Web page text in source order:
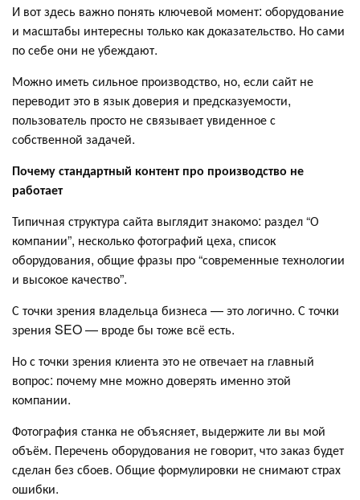
И вот здесь важно понять ключевой момент: оборудование
и масштабы интересны только как доказательство. Но сами
по себе они не убеждают.
Можно иметь сильное производство, но, если сайт не
переводит это в язык доверия и предсказуемости,
пользователь просто не связывает увиденное с
собственной задачей.
Почему стандартный контент про производство не
работает
Типичная структура сайта выглядит знакомо: раздел “О
компании”, несколько фотографий цеха, список
оборудования, общие фразы про “современные технологии
и высокое качество”.
С точки зрения владельца бизнеса — это логично. С точки
зрения SEO — вроде бы тоже всё есть.
Но с точки зрения клиента это не отвечает на главный
вопрос: почему мне можно доверять именно этой
компании.
Фотография станка не объясняет, выдержите ли вы мой
объём. Перечень оборудования не говорит, что заказ будет
сделан без сбоев. Общие формулировки не снимают страх
ошибки.